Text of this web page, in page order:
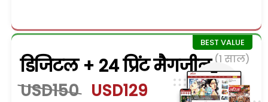
डिजिटल + 24 प्रिंट मैगजीन (1 साल)
USD150 USD129